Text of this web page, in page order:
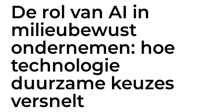
De rol van AI in
milieubewust
ondernemen: hoe
technologie
duurzame keuzes
versnelt